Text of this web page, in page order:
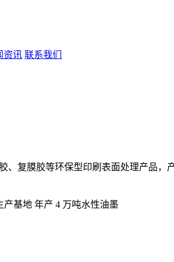
资讯 联系我们
复膜胶等环保型印刷表面处理产品，
产基地 年产 4 万吨水性油墨